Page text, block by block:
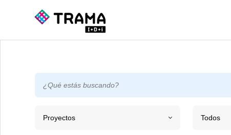
Proyectos Todos